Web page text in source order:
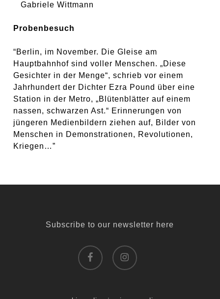
Gabriele Wittmann
Probenbesuch
“Berlin, im November. Die Gleise am
Hauptbahnhof sind voller Menschen. „Diese
Gesichter in der Menge“, schrieb vor einem
Jahrhundert der Dichter Ezra Pound über eine
Station in der Metro, „Blütenblätter auf einem
nassen, schwarzen Ast.“ Erinnerungen von
jüngeren Medienbildern ziehen auf, Bilder von
Menschen in Demonstrationen, Revolutionen,
Kriegen…”
Subscribe to our newsletter here
facebook instagram